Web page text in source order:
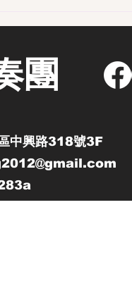
街區 - 老嘉
團
中興路318號3F